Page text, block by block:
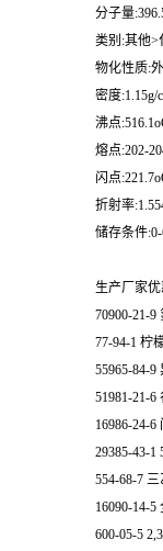
分子量
类别:其他>
物化性质:
密度:1.15g/
沸点
熔点:202-
闪点
折射率
储存条件
生产厂家
70900-21-
77-94-1 柠
55965-84-9
51981-21-
16986-24-6
29385-43-
554-68-7
16090-14-
600-05-5